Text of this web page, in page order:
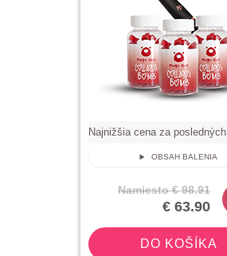
Najnižšia cena za posledných
OBSAH BALENIA
Namiesto € 98.91
€ 63.90
DO KOŠÍKA